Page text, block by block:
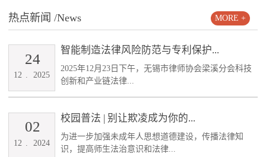
热点新闻 /News
智能制造法律风险防范与专利保护...
2025年12月23日下午，无锡市律师协会梁溪分会科技
创新和产业链法律...
12 . 2025
24
校园普法 | 别让欺凌成为你的...
为进一步加强未成年人思想道德建设，传播法律知
识，提高师生法治意识和法律...
12 2024
02
MORE +